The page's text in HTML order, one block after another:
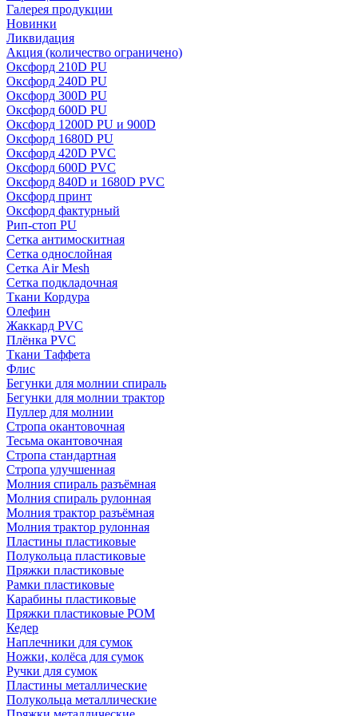
Галерея продукции
Новинки
Ликвидация
Акция (количество ограничено)
Оксфорд 210D PU
Оксфорд 240D PU
Оксфорд 300D PU
Оксфорд 600D PU
Оксфорд 1200D PU и 900D
Оксфорд 1680D PU
Оксфорд 420D PVC
Оксфорд 600D PVC
Оксфорд 840D и 1680D PVC
Оксфорд принт
Оксфорд фактурный
Рип-стоп PU
Сетка антимоскитная
Сетка однослойная
Сетка Air Mesh
Сетка подкладочная
Ткани Кордура
Олефин
Жаккард PVC
Плёнка PVC
Ткани Таффета
Флис
Бегунки для молнии спираль
Бегунки для молнии трактор
Пуллер для молнии
Стропа окантовочная
Тесьма окантовочная
Стропа стандартная
Стропа улучшенная
Молния спираль разъёмная
Молния спираль рулонная
Молния трактор разъёмная
Молния трактор рулонная
Пластины пластиковые
Полукольца пластиковые
Пряжки пластиковые
Рамки пластиковые
Карабины пластиковые
Пряжки пластиковые РОМ
Кедер
Наплечники для сумок
Ножки, колёса для сумок
Ручки для сумок
Пластины металлические
Полукольца металлические